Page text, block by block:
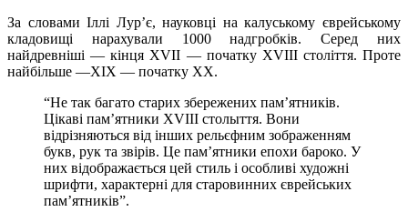
За словами Іллі Лур’є, науковці на калуському єврейському
кладовищі нарахували 1000 надгробків. Серед них
найдревніші — кінця XVII — початку XVIII століття. Проте
найбільше —ХIX — початку XX.
“Не так багато старих збережених пам’ятників.
Цікаві пам’ятники XVIII столыття. Вони
відрізняються від інших рельєфним зображенням
букв, рук та звірів. Це пам’ятники епохи бароко. У
них відображається цей стиль і особливі художні
шрифти, характерні для старовинних єврейських
пам’ятників”.